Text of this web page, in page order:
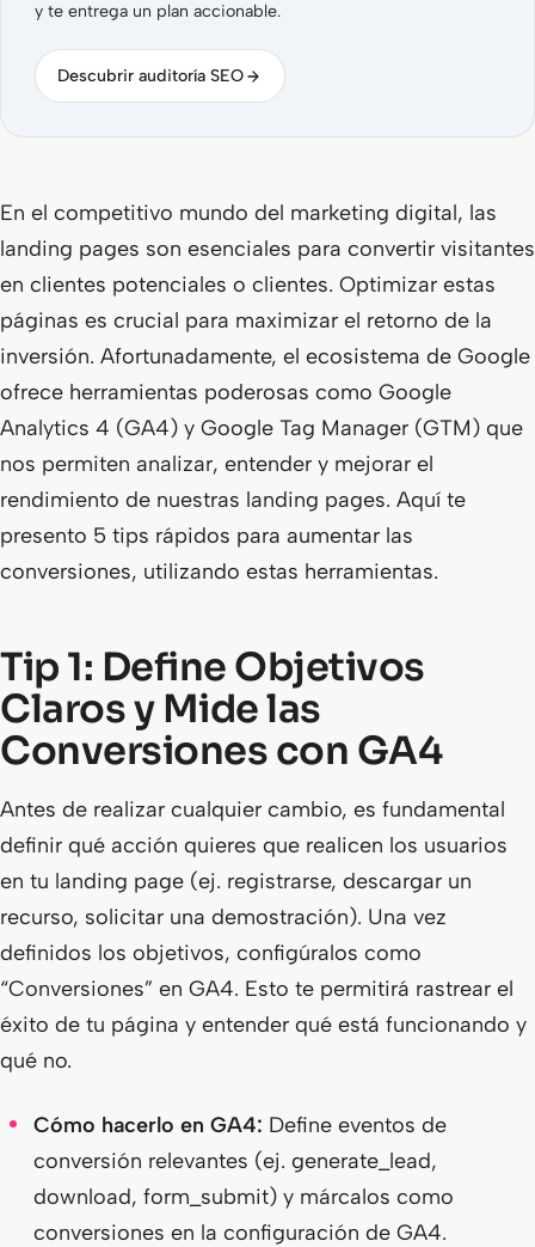
y te entrega un plan accionable.
Descubrir auditoría SEO
En el competitivo mundo del marketing digital, las
landing pages son esenciales para convertir visitantes
en clientes potenciales o clientes. Optimizar estas
páginas es crucial para maximizar el retorno de la
inversión. Afortunadamente, el ecosistema de Google
ofrece herramientas poderosas como Google
Analytics 4 (GA4) y Google Tag Manager (GTM) que
nos permiten analizar, entender y mejorar el
rendimiento de nuestras landing pages. Aquí te
presento 5 tips rápidos para aumentar las
conversiones, utilizando estas herramientas.
Tip 1: Define Objetivos
Claros y Mide las
Conversiones con GA4
Antes de realizar cualquier cambio, es fundamental
definir qué acción quieres que realicen los usuarios
en tu landing page (ej. registrarse, descargar un
recurso, solicitar una demostración). Una vez
definidos los objetivos, configúralos como
“Conversiones” en GA4. Esto te permitirá rastrear el
éxito de tu página y entender qué está funcionando y
qué no.
Cómo hacerlo en GA4: Define eventos de
conversión relevantes (ej. generate_lead,
download, form_submit) y márcalos como
conversiones en la configuración de GA4.